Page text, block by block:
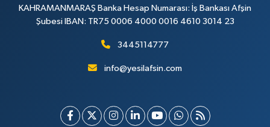
KAHRAMANMARAŞ Banka Hesap Numarası: İş Bankası Afşin
Şubesi IBAN: TR75 0006 4000 0016 4610 3014 23
3445114777
info@yesilafsin.com